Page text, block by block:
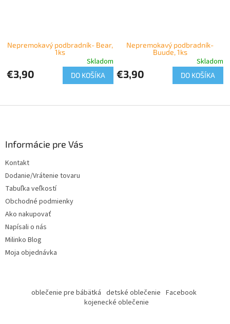
Nepremokavý podbradník- Bear,
1ks
Skladom
€3,90 DO KOŠÍKA
Nepremokavý podbradník-
Buude, 1ks
Skladom
€3,90 DO KOŠÍKA
Informácie pre Vás
Kontakt
Dodanie/Vrátenie tovaru
Tabuľka veľkostí
Obchodné podmienky
Ako nakupovať
Napísali o nás
Milinko Blog
Moja objednávka
oblečenie pre bábätká detské oblečenie Facebook
kojenecké oblečenie